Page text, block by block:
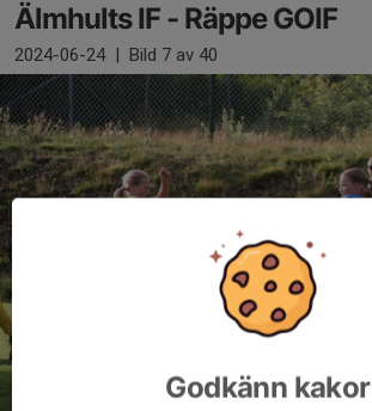
Älmhults IF - Räppe GOIF
2024-06-24 | Bild 7 av 40
Godkänn kakor